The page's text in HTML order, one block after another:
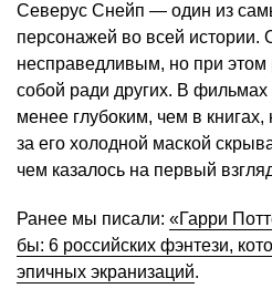
Северус Снейп — один из
персонажей во всей истории.
несправедливым, но при этом
собой ради других. В фильмах
менее глубоким, чем в книгах,
за его холодной маской
чем казалось на первый
Ранее мы писали: «Гарри
бы: 6 российских фэнтези,
эпичных экранизаций.